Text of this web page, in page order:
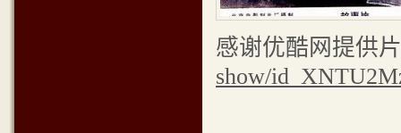
感谢优酷网提供
show/